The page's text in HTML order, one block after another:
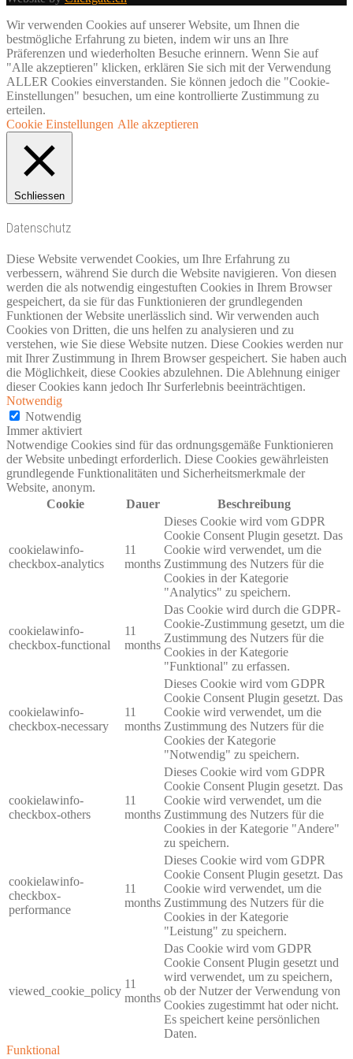
Wir verwenden Cookies auf unserer Website, um Ihnen die
bestmögliche Erfahrung zu bieten, indem wir uns an Ihre
Präferenzen und wiederholten Besuche erinnern. Wenn Sie auf
"Alle akzeptieren" klicken, erklären Sie sich mit der Verwendung
ALLER Cookies einverstanden. Sie können jedoch die "Cookie-
Einstellungen" besuchen, um eine kontrollierte Zustimmung zu
erteilen.
Cookie Einstellungen Alle akzeptieren
Schliessen
Datenschutz
Diese Website verwendet Cookies, um Ihre Erfahrung zu
verbessern, während Sie durch die Website navigieren. Von diesen
werden die als notwendig eingestuften Cookies in Ihrem Browser
gespeichert, da sie für das Funktionieren der grundlegenden
Funktionen der Website unerlässlich sind. Wir verwenden auch
Cookies von Dritten, die uns helfen zu analysieren und zu
verstehen, wie Sie diese Website nutzen. Diese Cookies werden nur
mit Ihrer Zustimmung in Ihrem Browser gespeichert. Sie haben auch
die Möglichkeit, diese Cookies abzulehnen. Die Ablehnung einiger
dieser Cookies kann jedoch Ihr Surferlebnis beeinträchtigen.
Notwendig
Notwendig
Immer aktiviert
Notwendige Cookies sind für das ordnungsgemäße Funktionieren
der Website unbedingt erforderlich. Diese Cookies gewährleisten
grundlegende Funktionalitäten und Sicherheitsmerkmale der
Website, anonym.
Cookie
Dauer Beschreibung
cookielawinfo-
checkbox-analytics
11
months
Dieses Cookie wird vom GDPR
Cookie Consent Plugin gesetzt. Das
Cookie wird verwendet, um die
Zustimmung des Nutzers für die
Cookies in der Kategorie
"Analytics" zu speichern.
cookielawinfo-
checkbox-functional
11
months
Das Cookie wird durch die GDPR-
Cookie-Zustimmung gesetzt, um die
Zustimmung des Nutzers für die
Cookies in der Kategorie
"Funktional" zu erfassen.
cookielawinfo-
checkbox-necessary
11
months
Dieses Cookie wird vom GDPR
Cookie Consent Plugin gesetzt. Das
Cookie wird verwendet, um die
Zustimmung des Nutzers für die
Cookies der Kategorie
"Notwendig" zu speichern.
cookielawinfo-
checkbox-others
11
months
Dieses Cookie wird vom GDPR
Cookie Consent Plugin gesetzt. Das
Cookie wird verwendet, um die
Zustimmung des Nutzers für die
Cookies in der Kategorie "Andere"
zu speichern.
cookielawinfo-
checkbox-
performance
11
months
Dieses Cookie wird vom GDPR
Cookie Consent Plugin gesetzt. Das
Cookie wird verwendet, um die
Zustimmung des Nutzers für die
Cookies in der Kategorie
"Leistung" zu speichern.
viewed_cookie_policy
11
months
Das Cookie wird vom GDPR
Cookie Consent Plugin gesetzt und
wird verwendet, um zu speichern,
ob der Nutzer der Verwendung von
Cookies zugestimmt hat oder nicht.
Es speichert keine persönlichen
Daten.
Funktional